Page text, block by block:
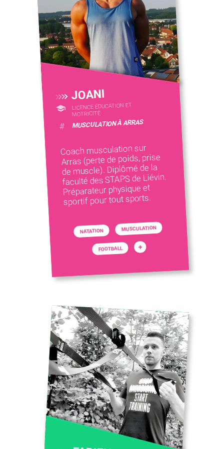
JOANI
LICENCE ÉDUCATION ET
MOTRICITÉ
# MUSCULATION À ARRAS
Coach musculation sur
Arras (perte de poids, prise
de muscle). Diplômé de la
faculté des STAPS de Liévin.
Préparateur physique et
sportif pour tout sports.
NATATION MUSCULATION
FOOTBALL +